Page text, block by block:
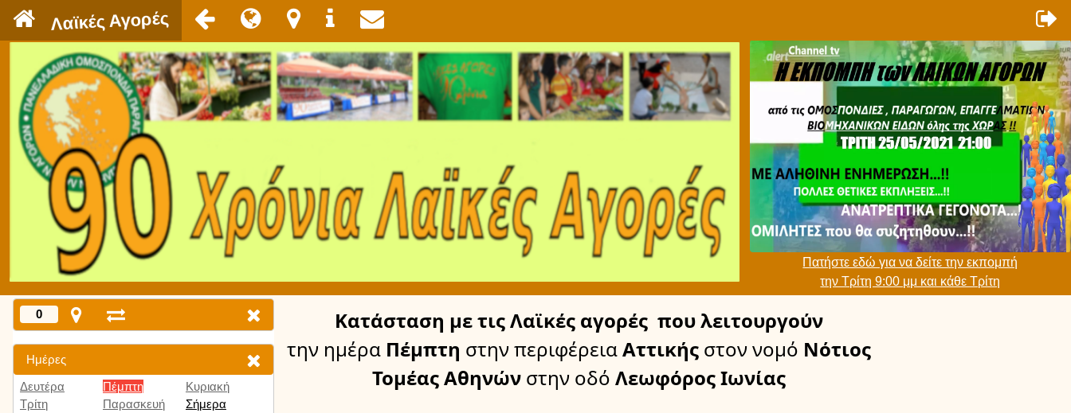
Λαϊκές Αγορές
Πατήστε εδώ για να δείτε την εκπομπή
την Τρίτη 9:00 μμ και κάθε Τρίτη
0
Ημέρες
Δευτέρα
Τρίτη
Πέμπτη
Παρασκευή
Κυριακή
Σήμερα
Κατάσταση με τις Λαϊκές αγορές που λειτουργούν
την ημέρα Πέμπτη στην περιφέρειαΑττικής στον νομό Νότιος
Τομέας Αθηνών στην οδό Λεωφόρος Ιωνίας